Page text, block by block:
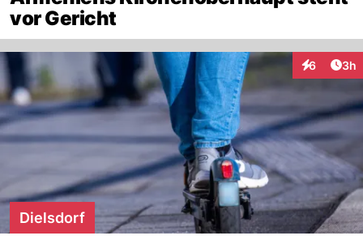
vor Gericht
6 3h
Dielsdorf